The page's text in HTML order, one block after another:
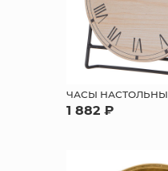
ЧАСЫ НАСТОЛЬНЫЕ
1 882 ₽